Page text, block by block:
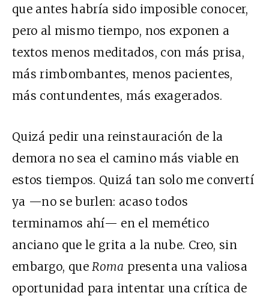
que antes habría sido imposible conocer,
pero al mismo tiempo, nos exponen a
textos menos meditados, con más prisa,
más rimbombantes, menos pacientes,
más contundentes, más exagerados.
Quizá pedir una reinstauración de la
demora no sea el camino más viable en
estos tiempos. Quizá tan solo me convertí
ya —no se burlen: acaso todos
terminamos ahí— en el memético
anciano que le grita a la nube. Creo, sin
embargo, que Roma presenta una valiosa
oportunidad para intentar una crítica de